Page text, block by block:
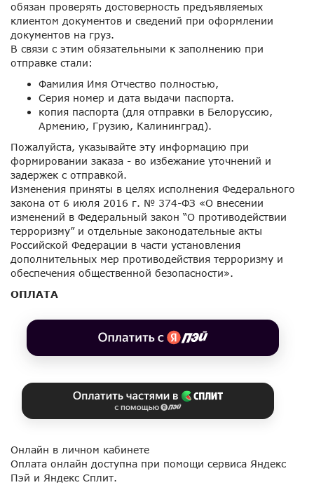
обязан проверять достоверность предъявляемых
клиентом документов и сведений при оформлении
документов на груз.
В связи с этим обязательными к заполнению при
отправке стали:
Фамилия Имя Отчество полностью,
Серия номер и дата выдачи паспорта.
копия паспорта (для отправки в Белоруссию,
Армению, Грузию, Калининград).
Пожалуйста, указывайте эту информацию при
формировании заказа - во избежание уточнений и
задержек с отправкой.
Изменения приняты в целях исполнения Федерального
закона от 6 июля 2016 г. № 374-ФЗ «О внесении
изменений в Федеральный закон “О противодействии
терроризму” и отдельные законодательные акты
Российской Федерации в части установления
дополнительных мер противодействия терроризму и
обеспечения общественной безопасности».
ОПЛАТА
Онлайн в личном кабинете
Оплата онлайн доступна при помощи сервиса Яндекс
Пэй и Яндекс Сплит.